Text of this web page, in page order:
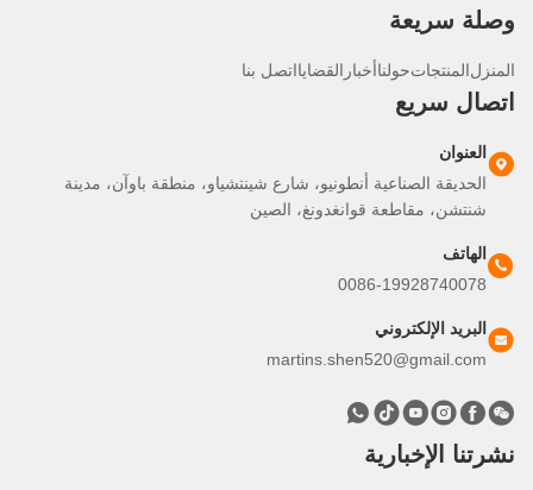
سريعة
المنتجاتحولناأخبارالقضايااتصل بنا
سريع
العنوان
الحديقة الصناعية أنطونيو، شارع شينتشياو، منطقة باوآن، مدينة
شنتشن، مقاطعة قوانغدونغ، الصين
الهاتف
0086-19928740078
البريد الإلكتروني
martins.shen520@gmail.com
الإخبارية